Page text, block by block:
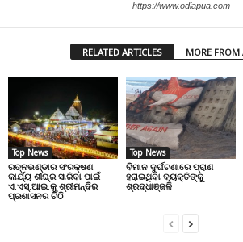
https://www.odiapua.com
RELATED ARTICLES MORE FROM
Top News
ରତ୍ନଭଣ୍ଡାର ସଂରକ୍ଷଣ
କାର୍ଯ୍ୟ ଶୀଘ୍ର ସାରିବା ପାଇଁ
ଏ.ଏସ୍.ଆଇ.କୁ ଶ୍ରୀମନ୍ଦିର
ପ୍ରଶାସନର ଚିଠି
Top News
ବିମାନ ଦୁର୍ଘଟଣାରେ ପ୍ରାଣ
ହରାଇଥିବା ବ୍ୟକ୍ତିଙ୍କୁ
ଶ୍ରଦ୍ଧାଞ୍ଜଳି